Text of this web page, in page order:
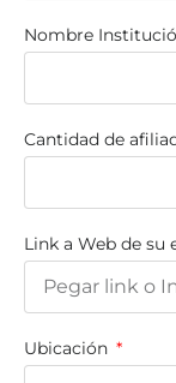
Nombre
Cantidad de
Link a Web de su
Ubicación